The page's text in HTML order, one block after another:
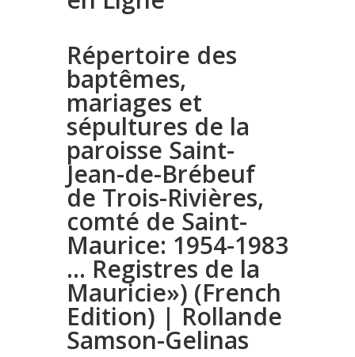
Répertoire des
baptêmes,
mariages et
sépultures de la
paroisse Saint-
Jean-de-Brébeuf
de Trois-Rivières,
comté de Saint-
Maurice: 1954-1983
… Registres de la
Mauricie») (French
Edition) | Rollande
Samson-Gelinas